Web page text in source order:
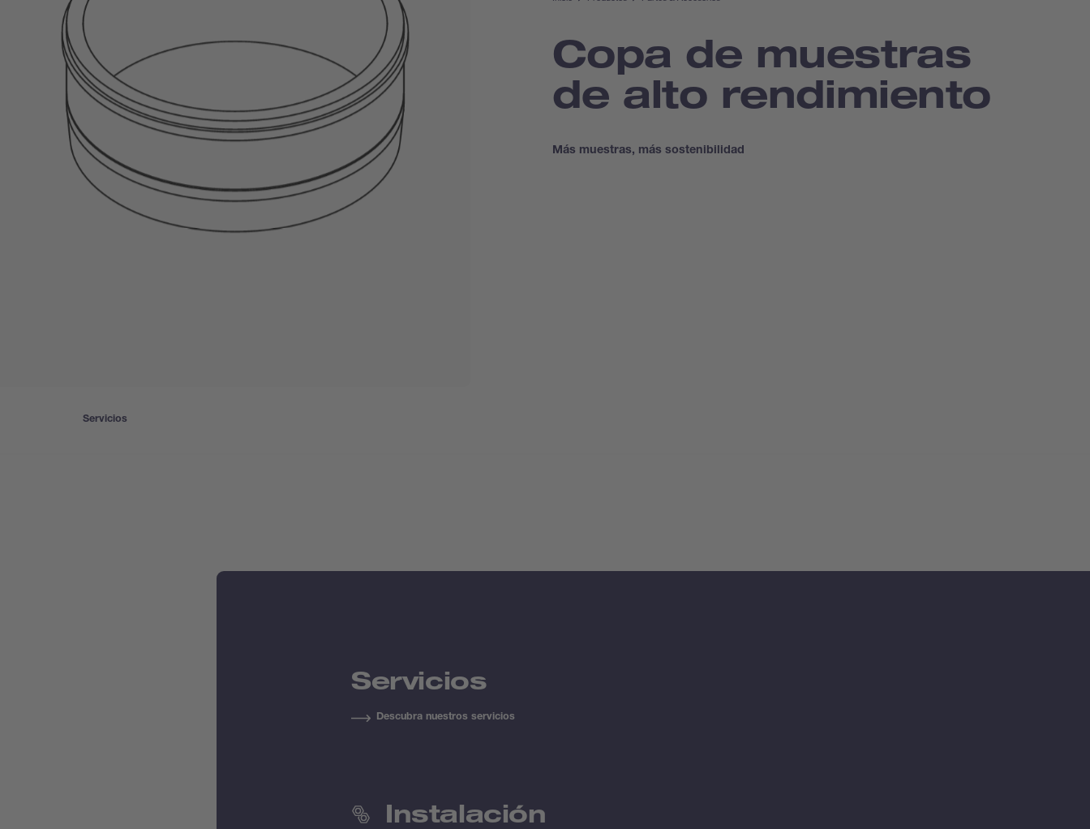
Copa de muestras
de alto rendimiento
Más muestras, más sostenibilidad
Servicios
Servicios
Descubra nuestros servicios
Instalación